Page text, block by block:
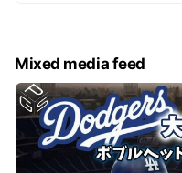
Mixed media feed